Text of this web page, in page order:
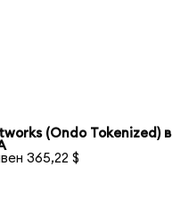
(Ondo Tokenized) в
365,22 $